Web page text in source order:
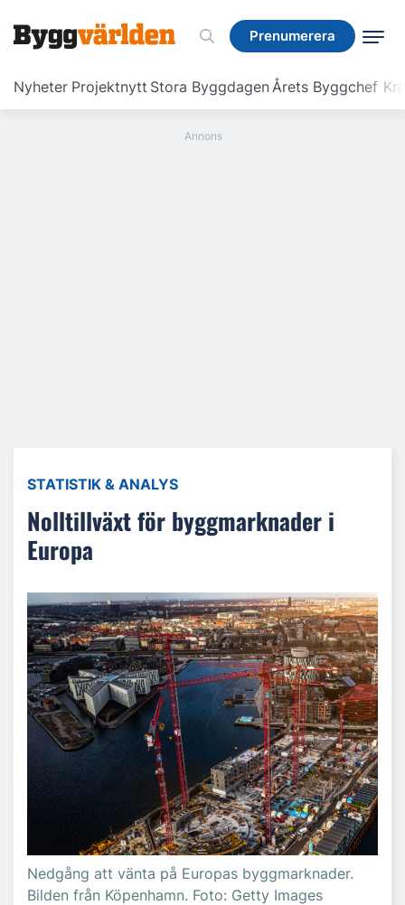
Prenumerera
Nyheter Projektnytt Stora ByggdagenÅrets Byggchef
Prenumerera
STATISTIK & ANALYS
Nolltillväxt för byggmarknader i
Europa
Nedgång att vänta på Europas byggmarknader.
Bilden från Köpenhamn. Foto: Getty Images